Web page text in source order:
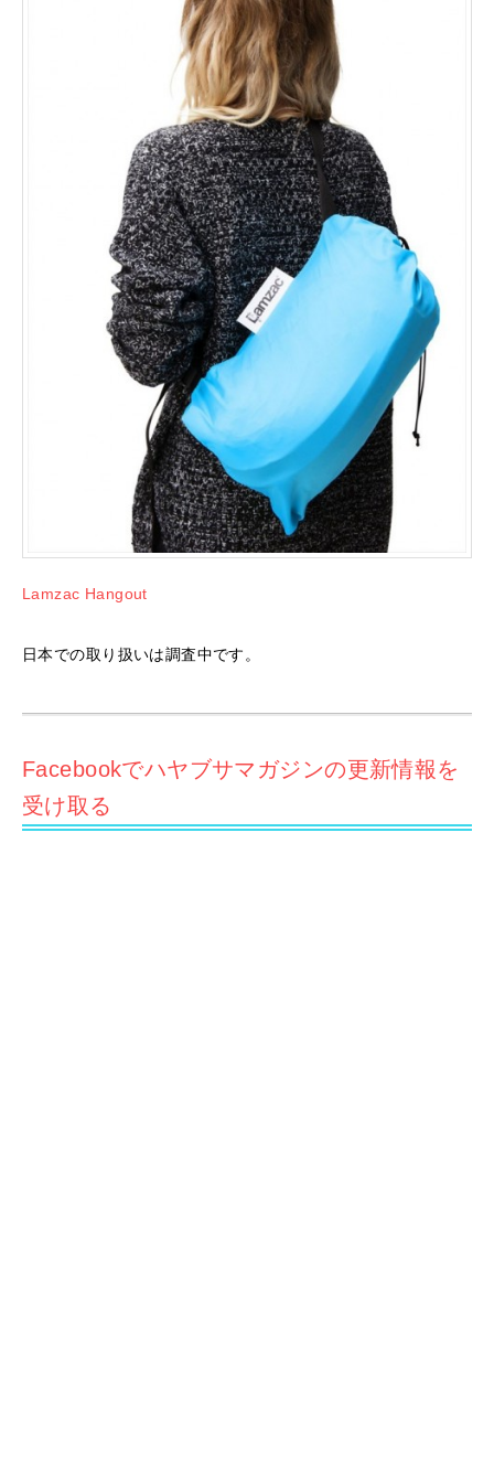
Lamzac Hangout
日本での取り扱いは調査中です。
Facebookでハヤブサマガジンの更新情報を
受け取る